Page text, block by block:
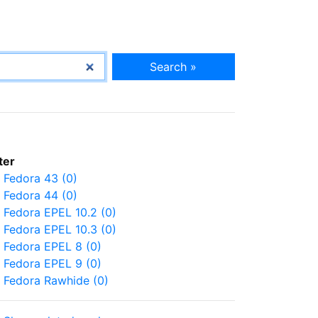
Search »
Fedora 43 (0)
Fedora 44 (0)
Fedora EPEL 10.2 (0)
Fedora EPEL 10.3 (0)
Fedora EPEL 8 (0)
Fedora EPEL 9 (0)
Fedora Rawhide (0)